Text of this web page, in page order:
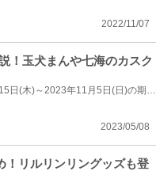
2022/11/07
！玉犬まんや七海のカスク
USJ×呪術廻戦（じゅじゅつかいせん）コラボに伴い、2022年9月15日(木)～2023年11月5日(日)の期間で登場...
2023/05/08
！リルリンリングッズも登